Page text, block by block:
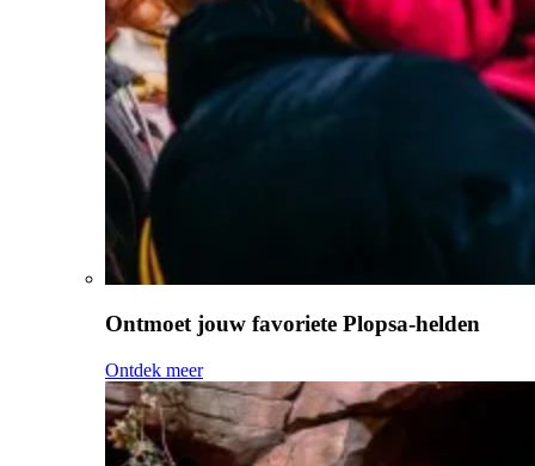
Ontmoet jouw favoriete Plopsa-helden
Ontdek meer